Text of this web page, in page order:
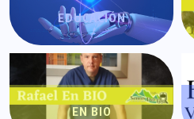
EDUCACIÓN
EN BIO